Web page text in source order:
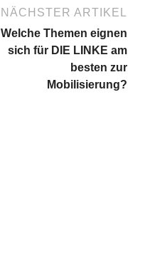
NÄCHSTER ARTIKEL
Welche Themen eignen
sich für DIE LINKE am
besten zur
Mobilisierung?